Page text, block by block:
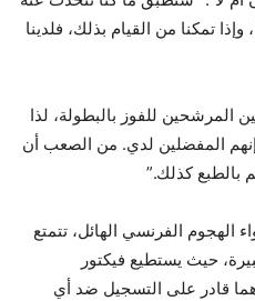
تمكنا من القيام بذلك، فلدينا
المرشحين للفوز بالبطولة، لذا
المفضلين لدي. من الصعب أن
بالطبع كذلك.”
الهجوم الفرنسي الهائل، تتمتع
حيث يستطيع فيكتور
قادر على التسجيل ضد أي